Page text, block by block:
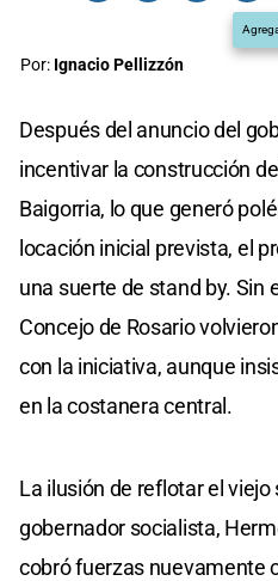
Por: Ignacio Pellizzón
Después del anuncio del
incentivar la construcción
Baigorria, lo que generó
locación inicial prevista, el
una suerte de stand by. Sin
Concejo de Rosario
con la iniciativa, aunque
en la costanera central.
La ilusión de reflotar el
gobernador socialista,
cobró fuerzas nuevamente